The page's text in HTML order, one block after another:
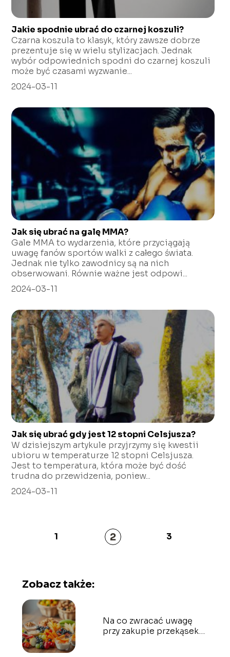
Jakie spodnie ubrać do czarnej koszuli?
Czarna koszula to klasyk, który zawsze dobrze
prezentuje się w wielu stylizacjach. Jednak
wybór odpowiednich spodni do czarnej koszuli
może być czasami wyzwanie...
2024-03-11
Jak się ubrać na galę MMA?
Gale MMA to wydarzenia, które przyciągają
uwagę fanów sportów walki z całego świata.
Jednak nie tylko zawodnicy są na nich
obserwowani. Równie ważne jest odpowi...
2024-03-11
Jak się ubrać gdy jest 12 stopni Celsjusza?
W dzisiejszym artykule przyjrzymy się kwestii
ubioru w temperaturze 12 stopni Celsjusza.
Jest to temperatura, która może być dość
trudna do przewidzenia, poniew...
2024-03-11
1 2 3
Zobacz także:
Na co zwracać uwagę
przy zakupie przekąsek